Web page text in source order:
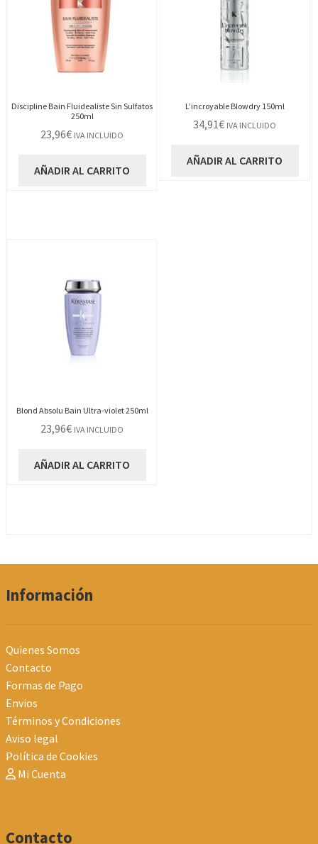
Discipline Bain Fluidealiste Sin Sulfatos
250ml
23,96€ IVA INCLUIDO
AÑADIR AL CARRITO
L’incroyable Blowdry 150ml
34,91€ IVA INCLUIDO
AÑADIR AL CARRITO
Blond Absolu Bain Ultra-violet 250ml
23,96€ IVA INCLUIDO
AÑADIR AL CARRITO
Información
Quienes Somos
Contacto
Formas de Pago
Envios
Términos y Condiciones
Aviso legal
Política de Cookies
Mi Cuenta
Contacto